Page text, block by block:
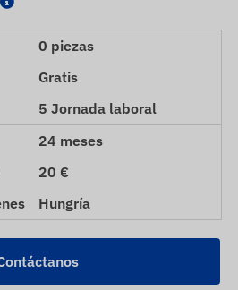
0 piezas
Gratis
5 Jornada laboral
24 meses
20 €
Hungría